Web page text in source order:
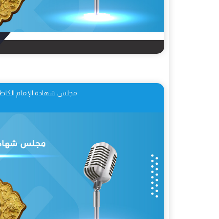
مجلس شهادة الإمام